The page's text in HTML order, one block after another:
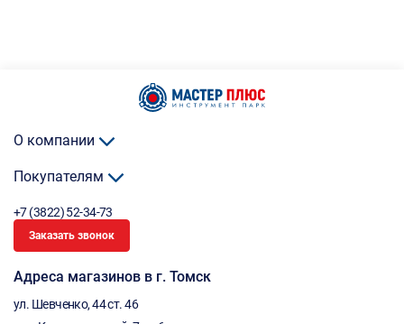
О компании
Покупателям
+7 (3822) 52-34-73
Заказать звонок
Адреса магазинов в г. Томск
ул. Шевченко, 44 ст. 46